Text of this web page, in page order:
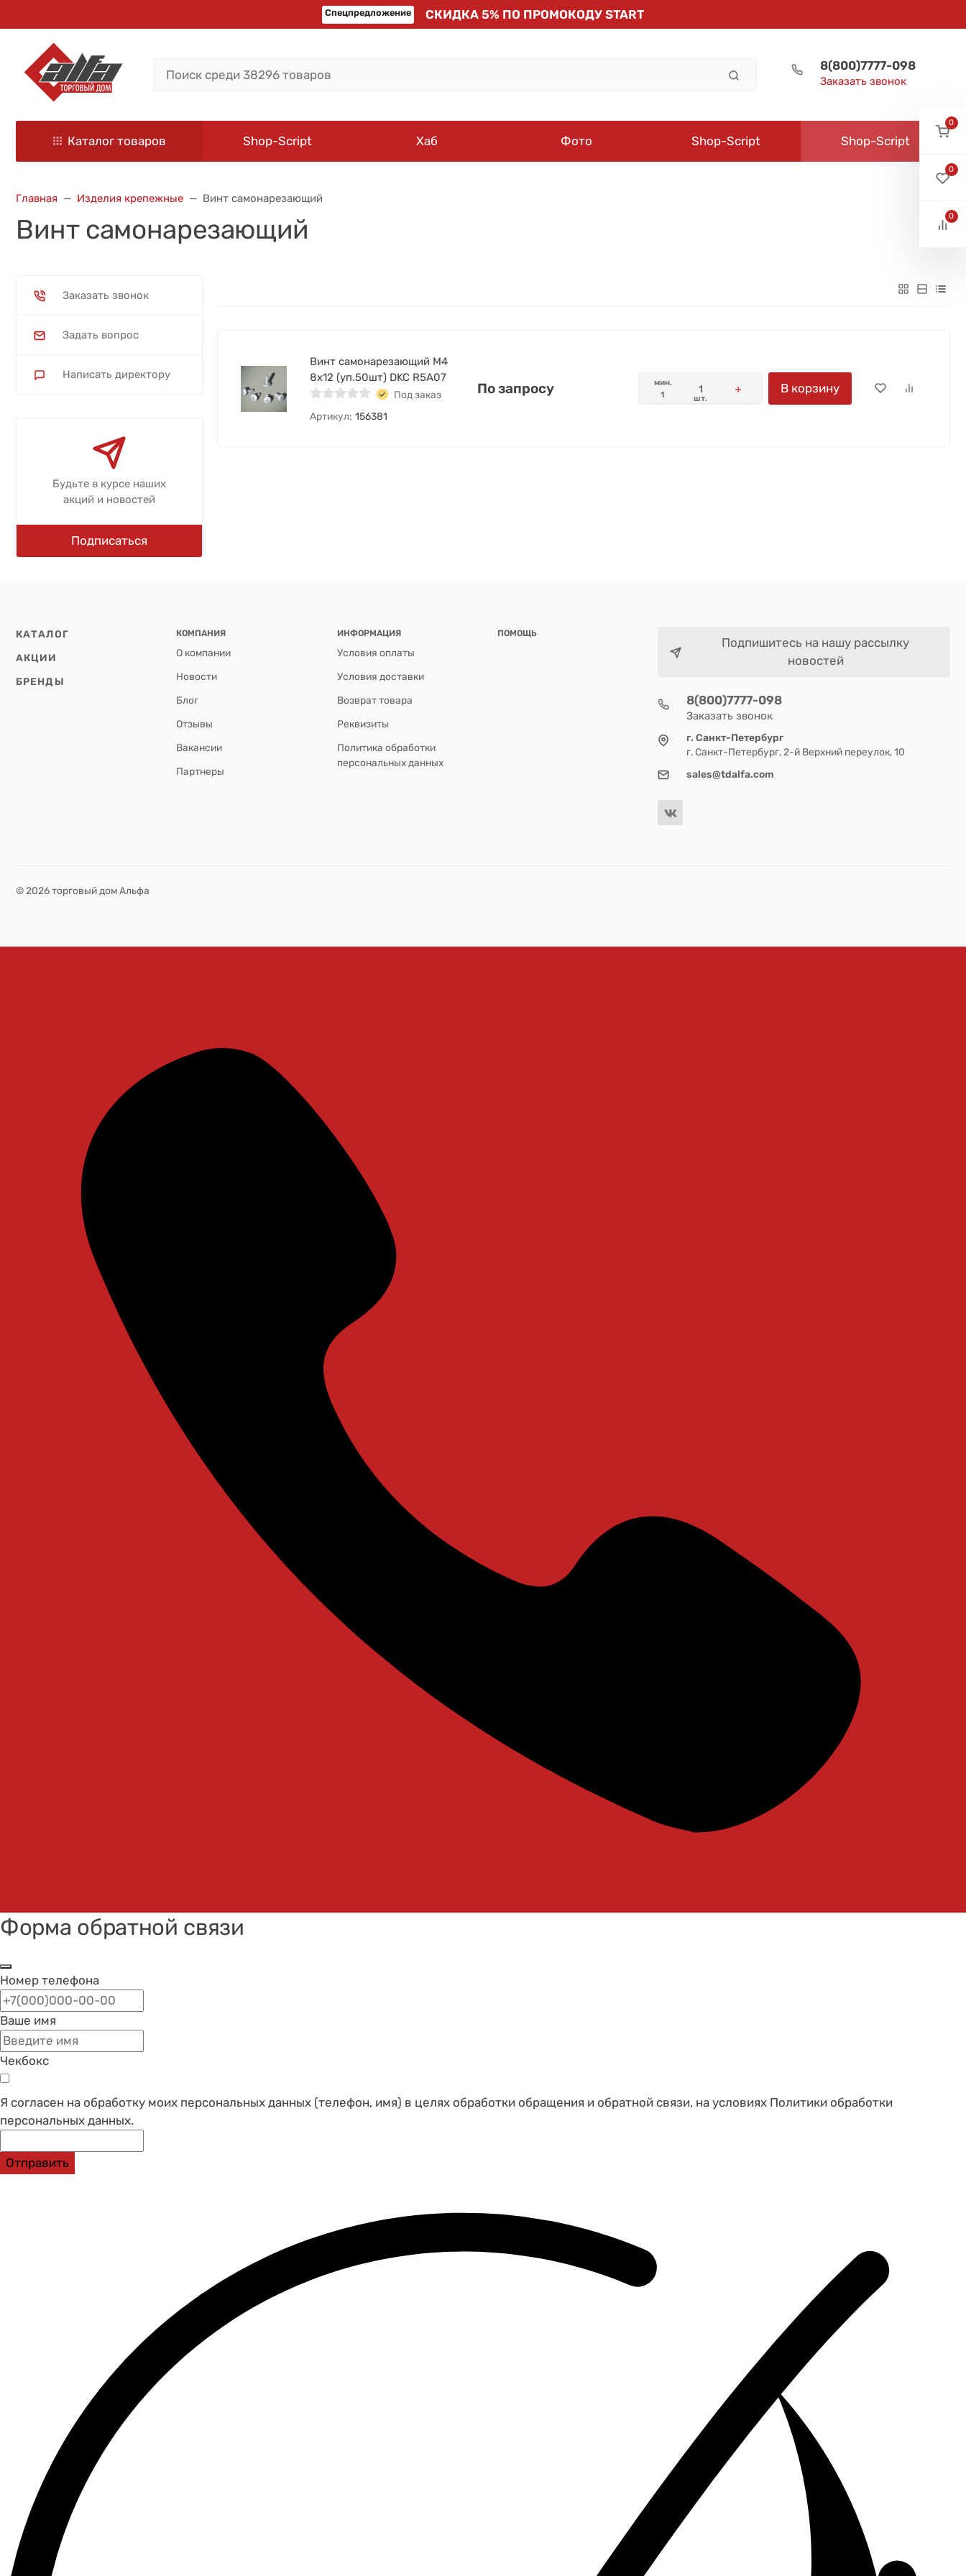
Спецпредложение СКИДКА 5% ПО ПРОМОКОДУ START
8(800)7777-098
Заказать звонок
Каталог товаров Shop-Script Хаб Фото Shop-Script Shop-Script
Главная Изделия крепежные Винт самонарезающий
Винт самонарезающий
Заказать звонок
Задать вопрос
Написать директору
Будьте в курсе наших
акций и новостей
Подписаться
Винт самонарезающий М4
8х12 (уп.50шт) DKC R5A07
Под заказ
Артикул: 156381
По запросу
мин.
1
шт.
В корзину
КАТАЛОГ
АКЦИИ
БРЕНДЫ
КОМПАНИЯ
О компании
Новости
Блог
Отзывы
Вакансии
Партнеры
ИНФОРМАЦИЯ
Условия оплаты
Условия доставки
Возврат товара
Реквизиты
Политика обработки
персональных данных
ПОМОЩЬ
Подпишитесь на нашу рассылку
новостей
8(800)7777-098
Заказать звонок
г. Санкт-Петербург
г. Санкт-Петербург, 2-й Верхний переулок, 10
sales@tdalfa.com
© 2026 торговый дом Альфа
0
0
0
Форма обратной связи
Номер телефона
Ваше имя
Чекбокс
Я согласен на обработку моих персональных данных (телефон, имя) в целях обработки обращения и обратной связи, на условиях Политики обработки
персональных данных.
Отправить